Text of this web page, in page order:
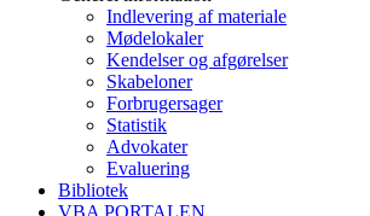
Indlevering af materiale
Mødelokaler
Kendelser og afgørelser
Skabeloner
Forbrugersager
Statistik
Advokater
Evaluering
Bibliotek
VBA PORTALEN